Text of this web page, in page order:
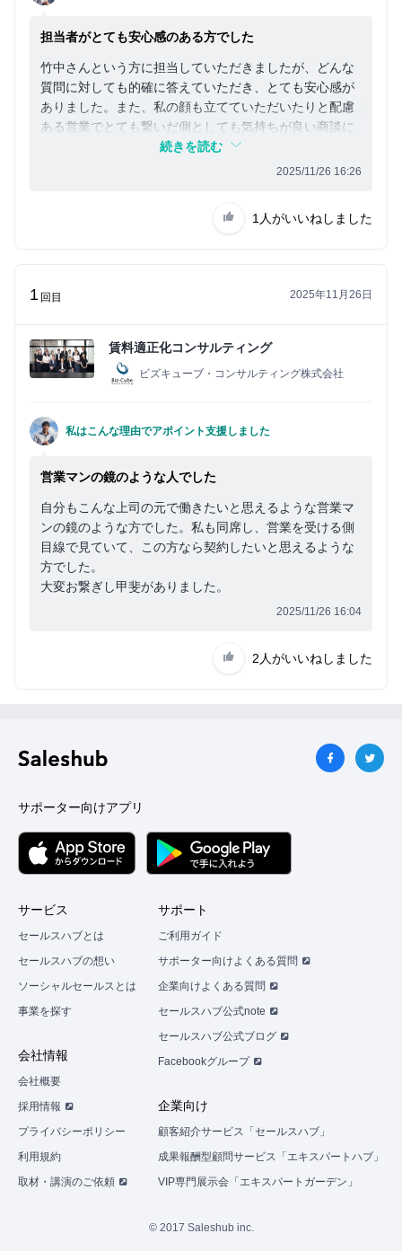
担当者がとても安心感のある方でした
竹中さんという方に担当していただきましたが、どんな
質問に対しても的確に答えていただき、とても安心感が
ありました。また、私の顔も立てていただいたりと配慮
ある営業でとても繋いだ側としても気持ちが良い商談に
続きを読む
2025/11/26 16:26
1人がいいねしました
1 回目 2025年11月26日
賃料適正化コンサルティング
ビズキューブ・コンサルティング株式会社
私はこんな理由でアポイント支援しました
営業マンの鏡のような人でした
自分もこんな上司の元で働きたいと思えるような営業マ
ンの鏡のような方でした。私も同席し、営業を受ける側
目線で見ていて、この方なら契約したいと思えるような
方でした。
大変お繋ぎし甲斐がありました。
2025/11/26 16:04
2人がいいねしました
サポーター向けアプリ
サービス
セールスハブとは
セールスハブの想い
ソーシャルセールスとは
事業を探す
会社情報
会社概要
採用情報
プライバシーポリシー
利用規約
取材・講演のご依頼
サポート
ご利用ガイド
サポーター向けよくある質問
企業向けよくある質問
セールスハブ公式note
セールスハブ公式ブログ
Facebookグループ
企業向け
顧客紹介サービス「セールスハブ」
成果報酬型顧問サービス「エキスパートハブ」
VIP専門展示会「エキスパートガーデン」
© 2017 Saleshub inc.